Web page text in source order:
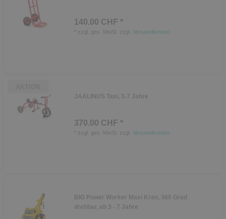
140.00 CHF *
zzgl. ges. MwSt. zzgl. Versandkosten
JAALINUS Taxi, 3-7 Jahre
370.00 CHF *
zzgl. ges. MwSt. zzgl. Versandkosten
BIG Power Worker Maxi Kran, 360 Grad
drehbar, ab 3 - 7 Jahre